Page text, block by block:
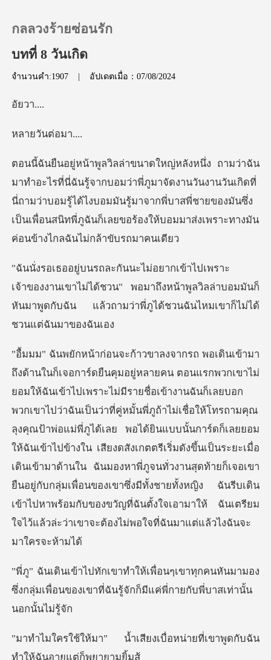
ประวัติการอ่าน
ออกจากระบบ
ดาวน์โหลดแอป
กลลวงร้ายซ่อนรัก
บทที่ 8 วันเกิด
จำนวนคำ:1907 | อัปเดตเมื่อ：07/08/2024
วา.
ันต่อ
ี่ภูมาจัดงานวันงานวันเกิดที่
นี่ถามว่าบอมรู้ได้ไงบอมมันรู้มาจากพี่บาสพี่ชายของมันซึ่ง
เป
ขาไม่ได้ชวน" พอมาถึงหน้าพูลวิลล่าบอมมันก็
หันมาพูดกับฉัน แ
่ภูถ้าไม่เชื่อให้โทรถามคุณ
ลุงคุณป้าพ่อแม่พี่ภูได้เลย พอได้ยินแบบนั้นการ์ดก็เลยยอม
ให้ฉันเข้าไปข้างใน เสียงดสังเกตตรีเริ่มดังขึ้นเป็นระยะเมื่อ
เดินเข้ามาด้านใน ฉันมองหาพี่ภูจนทั่วงานสุดท้าย
กคนหันมามอง
ซึ่งกลุ่มเพื่อนของเขาที่ฉันรู้จัก
งเบื่อหน่ายที่เขาพูดกับฉัน
ท